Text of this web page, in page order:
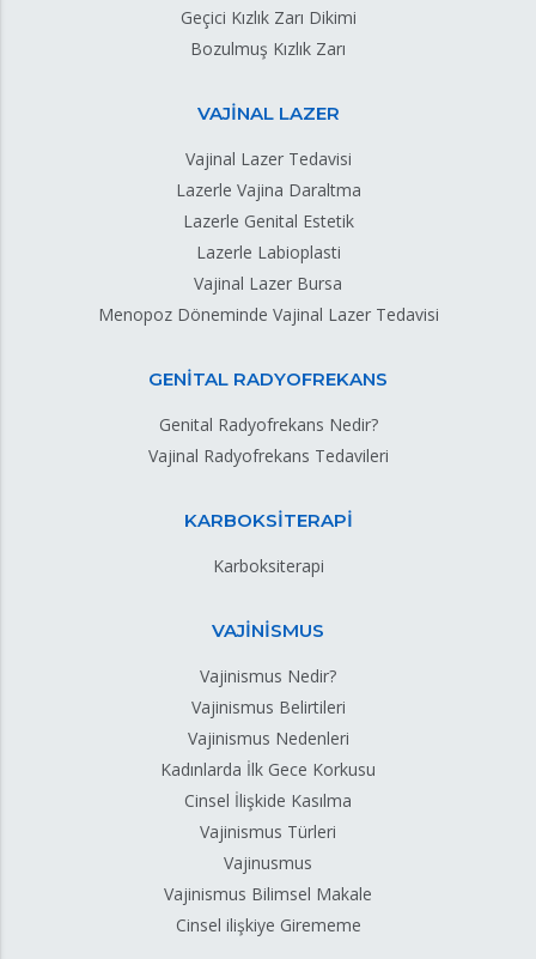
Geçici Kızlık Zarı Dikimi
Bozulmuş Kızlık Zarı
VAJİNAL LAZER
Vajinal Lazer Tedavisi
Lazerle Vajina Daraltma
Lazerle Genital Estetik
Lazerle Labioplasti
Vajinal Lazer Bursa
Menopoz Döneminde Vajinal Lazer Tedavisi
GENİTAL RADYOFREKANS
Genital Radyofrekans Nedir?
Vajinal Radyofrekans Tedavileri
KARBOKSİTERAPİ
Karboksiterapi
VAJİNİSMUS
Vajinismus Nedir?
Vajinismus Belirtileri
Vajinismus Nedenleri
Kadınlarda İlk Gece Korkusu
Cinsel İlişkide Kasılma
Vajinismus Türleri
Vajinusmus
Vajinismus Bilimsel Makale
Cinsel ilişkiye Girememe